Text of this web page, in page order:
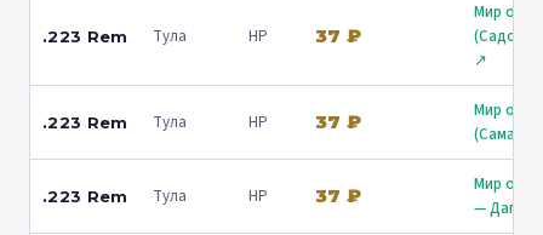
.223 Rem Тула HP 37 ₽
Мир
↗
.223 Rem Тула HP 37 ₽
Мир
.223 Rem Тула HP 37 ₽
Мир
—